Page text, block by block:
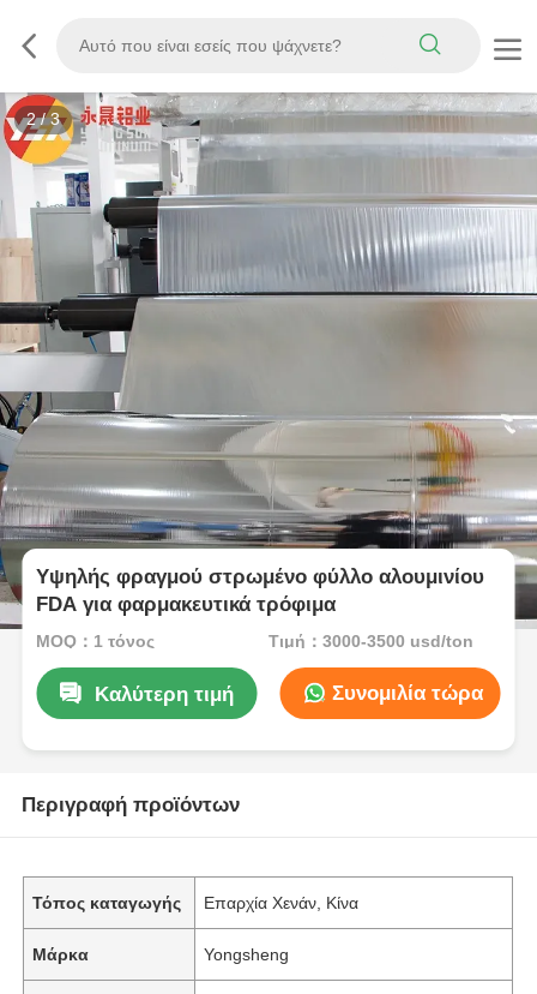
3/3
Υψηλής φραγμού στρωμένο φύλλο αλουμινίου
FDA για φαρμακευτικά τρόφιμα
MOQ：1 τόνος Τιμή：3000-3500 usd/ton
Καλύτερη τιμή Συνομιλία τώρα
Περιγραφή προϊόντων
Τόπος καταγωγής Επαρχία Χενάν, Κίνα
Μάρκα Yongsheng